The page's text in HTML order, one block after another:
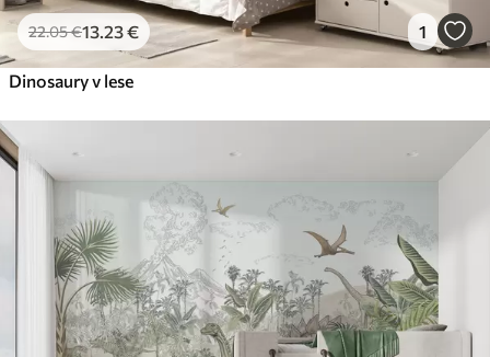
22.05€13 .23€ 1
Dinosaury v lese